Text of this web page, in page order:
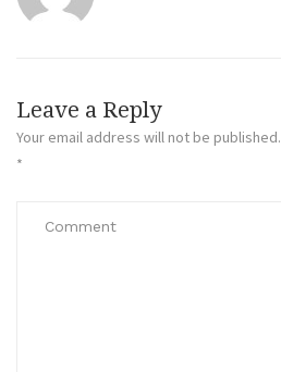
Leave a Reply
Your email address will not be published.
*